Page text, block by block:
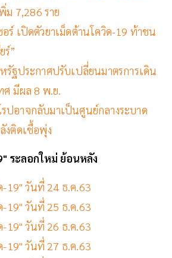
ม 7,286 ราย
ร์ เปิดตัวยาเม็ดต้านโควิด-19 ท้าชน
ร์”
รัฐประกาศปรับเปลี่ยนมาตรการเดิน
ศ มีผล 8 พ.ย.
ปอาจกลับมาเป็นศูนย์กลางระบาด
งติดเชื้อพุ่ง
ระลอกใหม่ ย้อนหลัง
-19" วันที่ 24 ธ.ค.63
-19" วันที่ 25 ธ.ค.63
-19" วันที่ 26 ธ.ค.63
-19" วันที่ 27 ธ.ค.63